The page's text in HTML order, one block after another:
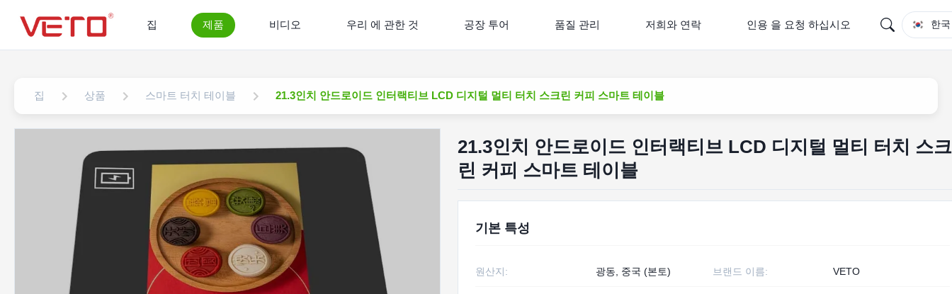
집 제품 비디오 우리 에 관한 것 공장 투어 품질 관리 저희와 연락 인용 을 요청 하십시오 한국
집 상품 스마트 터치 테이블 21.3인치 안드로이드 인터랙티브 LCD 디지털 멀티 터치 스크린 커피 스마트 테이블
21.3인치 안드로이드 인터랙티브 LCD 디지털 멀티 터치 스크
린 커피 스마트 테이블
기본 특성
원산지: 광동, 중국 (본토) 브랜드 이름: VETO